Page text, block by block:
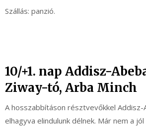
Szállás: panzió.
10/+1. nap Addisz-
Ziway-tó, Arba Minch
A hosszabbításon résztvevőkkel
elhagyva elindulunk délnek. Már nem a